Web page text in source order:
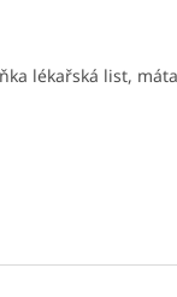
lékařská list,